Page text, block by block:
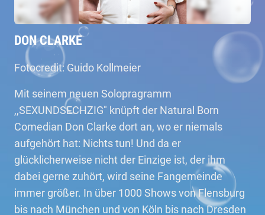
DON CLARKE
Fotocredit: Guido Kollmeier
Mit seinem neuen Solopragramm
,,SEXUNDSECHZIG" knüpft der Natural Born
Comedian Don Clarke dort an, wo er niemals
aufgehört hat: Nichts tun! Und da er
glücklicherweise nicht der Einzige ist, der ihm
dabei gerne zuhört, wird seine Fangemeinde
immer größer. In über 1000 Shows von Flensburg
bis nach München und von Köln bis nach Dresden